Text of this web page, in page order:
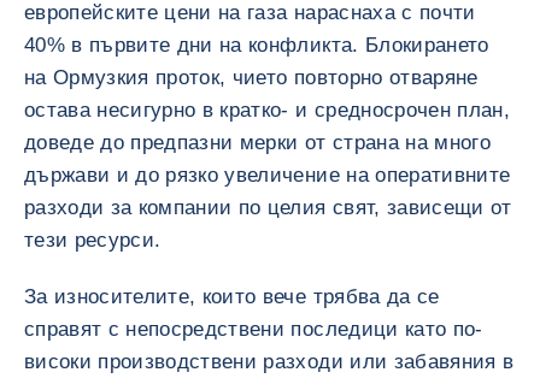
европейските цени на газа нараснаха с почти
40% в първите дни на конфликта. Блокирането
на Ормузкия проток, чието повторно отваряне
остава несигурно в кратко- и средносрочен план,
доведе до предпазни мерки от страна на много
държави и до рязко увеличение на оперативните
разходи за компании по целия свят, зависещи от
тези ресурси.
За износителите, които вече трябва да се
справят с непосредствени последици като по-
високи производствени разходи или забавяния в